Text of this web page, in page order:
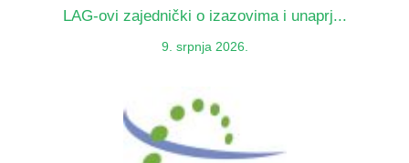
LAG-ovi zajednički o izazovima i unaprj...
9. srpnja 2026.